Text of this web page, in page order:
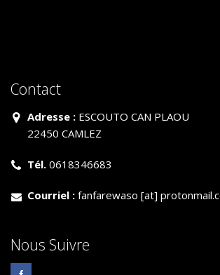
Contact
Adresse : ESCOUTO CAN PLAOU
22450 CAMLEZ
Tél. 0618346683
Courriel : fanfarewaso [at]
Nous Suivre